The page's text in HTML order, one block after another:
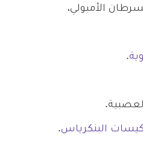
الأمبولي،
.
البنكرياس.